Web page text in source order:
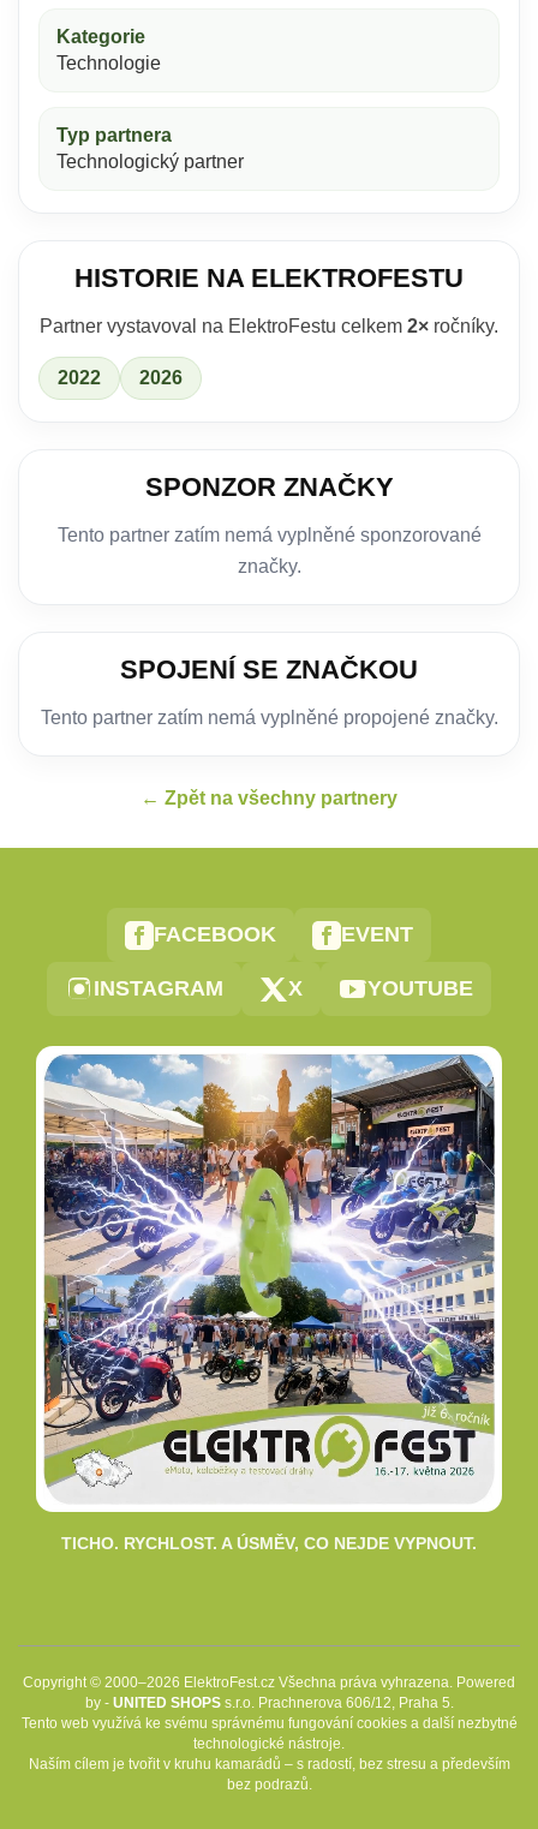
Kategorie
Technologie
Typ partnera
Technologický partner
HISTORIE NA ELEKTROFESTU
Partner vystavoval na ElektroFestu celkem 2× ročníky.
2022 2026
SPONZOR ZNAČKY
Tento partner zatím nemá vyplněné sponzorované
značky.
SPOJENÍ SE ZNAČKOU
Tento partner zatím nemá vyplněné propojené značky.
← Zpět na všechny partnery
FACEBOOK EVENT
INSTAGRAM X YOUTUBE
TICHO. RYCHLOST. A ÚSMĚV, CO NEJDE VYPNOUT.
Copyright © 2000–2026 ElektroFest.cz Všechna práva vyhrazena. Powered
by - UNITED SHOPSs.r.o. Prachnerova 606/12, Praha 5.
Tento web využívá ke svému správnému fungování cookies a další nezbytné
technologické nástroje.
Naším cílem je tvořit v kruhu kamarádů – s radostí, bez stresu a především
bez podrazů.